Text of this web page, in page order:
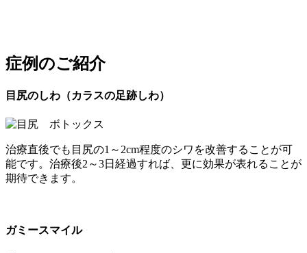
症例のご紹介
目尻のしわ（カラスの足跡しわ）
治療直後でも目尻の1～2cm程度のシワを改善することが可
能です。治療後2～3日経過すれば、更に効果が表れることが
期待できます。
ガミースマイル